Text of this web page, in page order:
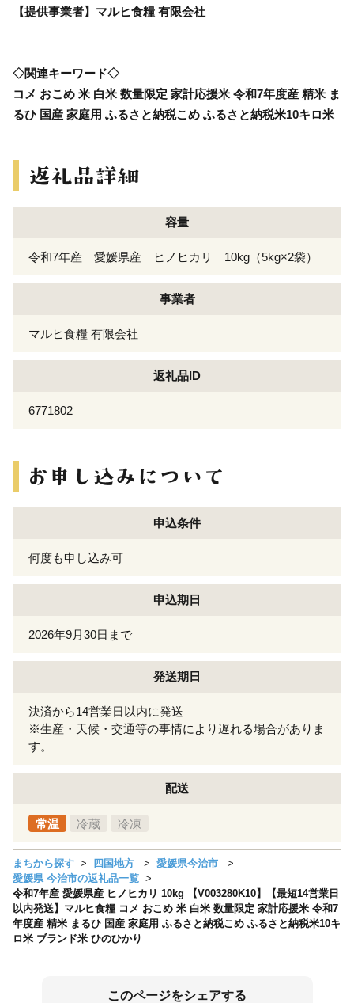
【提供事業者】マルヒ食糧 有限会社
◇関連キーワード◇
コメ おこめ 米 白米 数量限定 家計応援米 令和7年度産 精米 ま
るひ 国産 家庭用 ふるさと納税こめ ふるさと納税米10キロ米
容量
令和7年産 愛媛県産 ヒノヒカリ 10kg（5kg×2袋）
事業者
マルヒ食糧 有限会社
返礼品ID
6771802
申込条件
何度も申し込み可
申込期日
2026年9月30日まで
発送期日
決済から14営業日以内に発送
※生産・天候・交通等の事情により遅れる場合がありま
す。
配送
常温 冷蔵 冷凍
まちから探す 四国地方
愛媛県今治市
愛媛県 今治市の返礼品一覧
令和7年産 愛媛県産 ヒノヒカリ 10kg 【V003280K10】【最短14営業日
以内発送】マルヒ食糧 コメ おこめ 米 白米 数量限定 家計応援米 令和7
年度産 精米 まるひ 国産 家庭用 ふるさと納税こめ ふるさと納税米10キ
ロ米 ブランド米 ひのひかり
このページをシェアする